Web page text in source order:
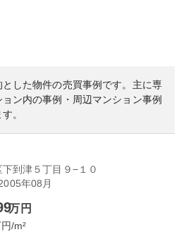
した物件の売買事例です。 主に専
ン内の事例・周辺マンション事例
。
到津５丁目９−１０
年08月
万円
/m²